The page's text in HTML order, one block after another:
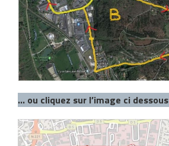
… ou cliquez sur l’image ci dessous